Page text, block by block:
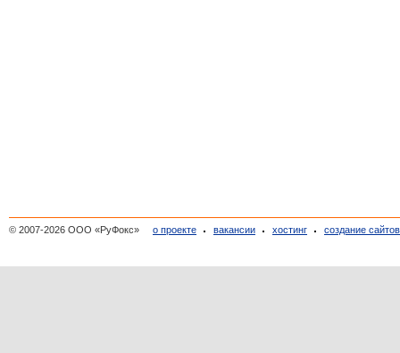
© 2007-2026 ООО «РуФокс» о проекте вакансии хостинг создание сайтов